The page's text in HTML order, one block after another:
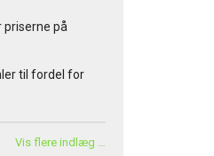
priserne på
til fordel for
Vis flere indlæg …